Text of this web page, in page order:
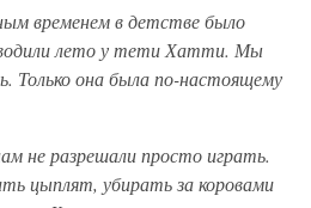
временем в детстве было
лето у тети Хатти. Мы
Только она была по-настоящему
не разрешали просто играть.
цыплят, убирать за коровами